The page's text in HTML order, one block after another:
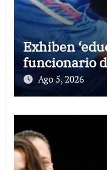
Exhiben
funcionario
Ago 5, 2026